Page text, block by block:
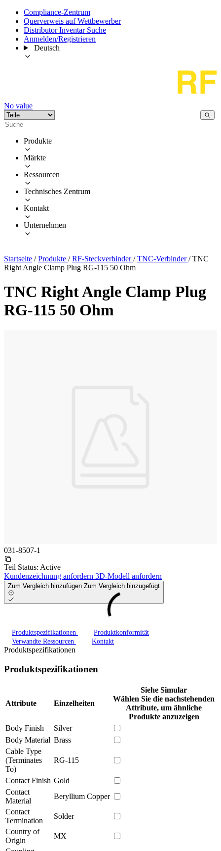
Compliance-Zentrum
Querverweis auf Wettbewerber
Distributor Inventar Suche
Anmelden/Registrieren
Deutsch
No value
Produkte
Märkte
Ressourcen
Technisches Zentrum
Kontakt
Unternehmen
Startseite / Produkte / RF-Steckverbinder/ TNC-Verbinder/ TNC
Right Angle Clamp Plug RG-115 50 Ohm
TNC Right Angle Clamp Plug
RG-115 50 Ohm
031-8507-1
Teil Status: Active
Kundenzeichnung anfordern 3D-Modell anfordern
Zum Vergleich hinzufügen Zum Vergleich hinzugefügt
Produktspezifikationen
Produktkonformität
Verwandte Ressourcen
Kontakt
Produktspezifikationen
Produktspezifikationen
Attribute Einzelheiten
Siehe Simular
Wählen Sie die nachstehenden
Attribute, um ähnliche
Produkte anzuzeigen
Body Finish
Silver
Body Material Brass
Cable Type
(Terminates
To)
RG-115
Contact Finish Gold
Contact
Material
Beryllium Copper
Contact
Termination
Solder
Country of
Origin
MX